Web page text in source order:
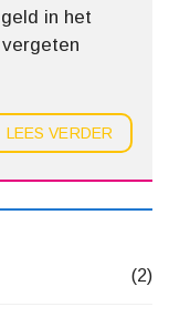
in het
LEES VERDER
(2)